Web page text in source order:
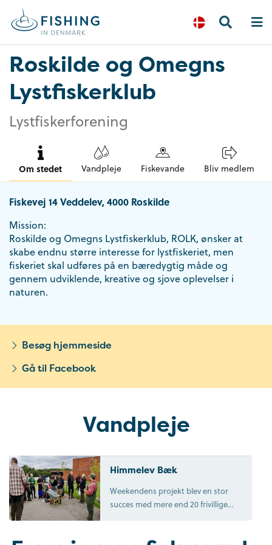
Roskilde og Omegns
Lystfiskerklub
Lystfiskerforening
Om stedet Vandpleje Fiskevande Bliv medlem
Fiskevej 14 Veddelev, 4000 Roskilde
Mission:
Roskilde og Omegns Lystfiskerklub, ROLK, ønsker at
skabe endnu større interesse for lystfiskeriet, men
fiskeriet skal udføres på en bæredygtig måde og
gennem udviklende, kreative og sjove oplevelser i
naturen.
Besøg hjemmeside
Gå til Facebook
Vandpleje
Himmelev Bæk
Weekendens projekt blev en stor
succes med mere end 20 frivillige